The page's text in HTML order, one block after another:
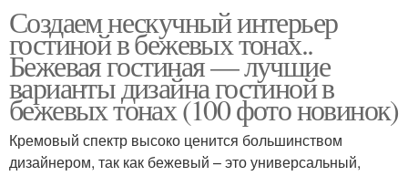
Создаем нескучный интерьер
гостиной в бежевых тонах..
Бежевая гостиная — лучшие
варианты дизайна гостиной в
бежевых тонах (100 фото новинок)
Кремовый спектр высоко ценится большинством
дизайнером, так как бежевый – это универсальный,